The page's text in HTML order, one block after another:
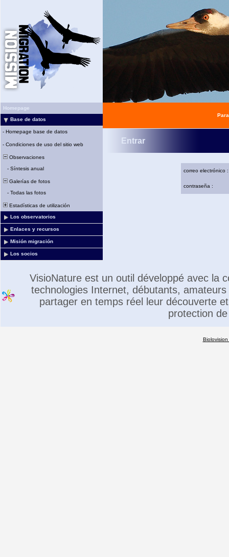
Homepage
Base de datos
- Homepage base de datos
- Condiciones de uso del sitio web
Observaciones
- Síntesis anual
Galerías de fotos
- Todas las fotos
Estadísticas de utilización
Los observatorios
Enlaces y recursos
Misión migración
Los socios
Entrar
correo electrónico :
contraseña :
VisioNature est un outil développé avec la
technologies Internet, débutants,
partager en temps réel leur découverte
protection
Biolovision